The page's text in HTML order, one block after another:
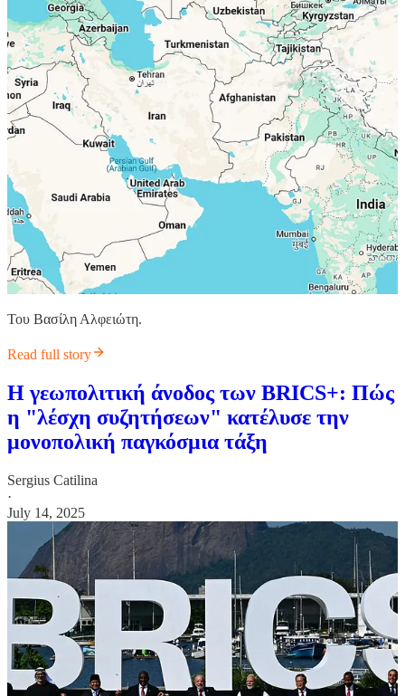
Του Βασίλη Αλφειώτη.
Read full story
Η γεωπολιτική άνοδος των BRICS+: Πώς
η "λέσχη συζητήσεων" κατέλυσε την
μονοπολική παγκόσμια τάξη
Sergius Catilina
·
July 14, 2025